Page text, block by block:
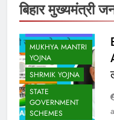
बिहार मुख्यमंत्री
BIHAR GOVT
MUKHYA MANTRI
YOJNA
SHRMIK YOJNA
STATE
GOVERNMENT
SCHEMES